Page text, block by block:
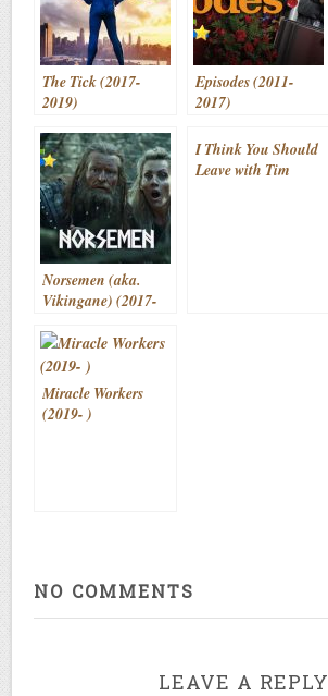
The Tick (2017-
2019)
Episodes (2011-
2017)
Norsemen (aka.
Vikingane) (2017-
I Think You Should
Leave with Tim
Miracle Workers
(2019- )
NO COMMENTS
LEAVE A REPLY